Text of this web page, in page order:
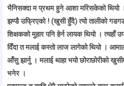
भैनिसक्दा म प्रथम हुने आशा मरिसकेको थियो
झण्डै उफ्रिएको ! (खुसी हुँदै) त्यो तालीको
शिक्षकको मुहार पनि हेर्न लायक थियो । त्यहाँ
दिँदा त मलाई कस्तो लाज लागेको थियो ।
आँसु झार्नु । मलाई थाहा भयो छोराछोरीको
भनेर ।